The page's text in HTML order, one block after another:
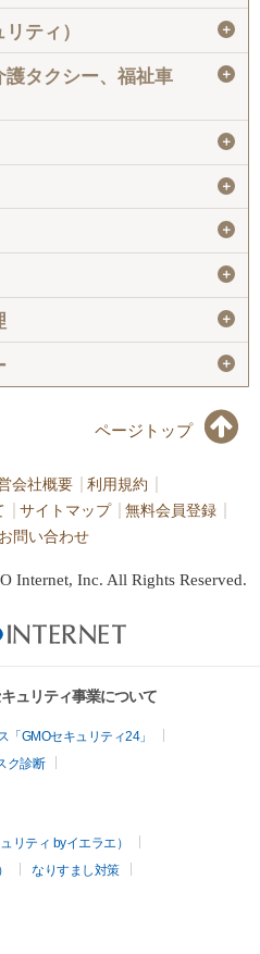
ティ） ＋
タクシー、福祉車
＋
＋
＋
＋
＋
＋
＋
ページトップ
会社概要
利用規約
サイトマップ
無料会員登録
問い合わせ
Internet, Inc. All Rights Reserved.
ュリティ事業について
GMOセキュリティ24」
ク診断
リティ byイエラエ）
なりすまし対策